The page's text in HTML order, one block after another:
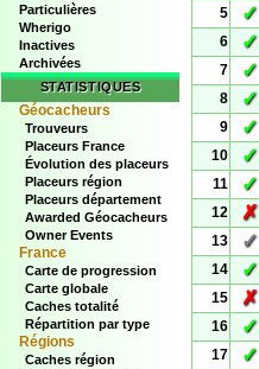
Particulières
Wherigo
Inactives
Archivées
STATISTIQUES
Géocacheurs
Trouveurs
Placeurs France
Évolution des placeurs
Placeurs région
Placeurs département
Awarded Géocacheurs
Owner Events
France
Carte de progression
Carte globale
Caches totalité
Répartition par type
Régions
Caches région
5
✓
6
✓
7
✓
8
✓
9
✓
10
✓
11
✓
12
✗
13
✓
14
✓
15
✗
16
✓
17
✓